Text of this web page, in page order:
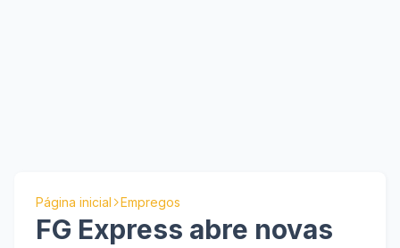
Página inicial Empregos
FG Express abre novas